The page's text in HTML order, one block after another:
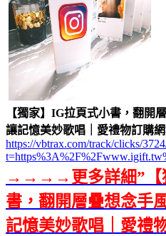
【獨家】IG拉頁式小書，翻開
讓記憶美妙歌唱｜愛禮物訂購
https://vbtrax.com/track/clicks/
→→→→更多詳細”【
書，翻開層疊想念手
記憶美妙歌唱｜愛禮